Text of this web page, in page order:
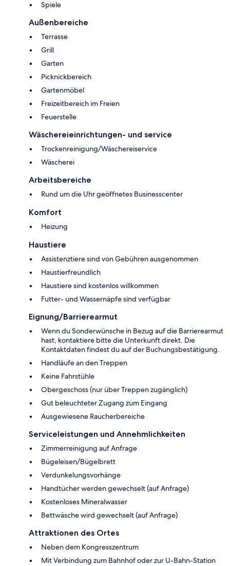
Spiele
Außenbereiche
Terrasse
Grill
Garten
Picknickbereich
Gartenmöbel
Freizeitbereich im Freien
Feuerstelle
Wäschereieinrichtungen- und service
Trockenreinigung/Wäschereiservice
Wäscherei
Arbeitsbereiche
Rund um die Uhr geöffnetes Businesscenter
Komfort
Heizung
Haustiere
Assistenztiere sind von Gebühren ausgenommen
Haustierfreundlich
Haustiere sind kostenlos willkommen
Futter- und Wassernäpfe sind verfügbar
Eignung/Barrierearmut
Wenn du Sonderwünsche in Bezug auf die Barrierearmut
hast, kontaktiere bitte die Unterkunft direkt. Die
Kontaktdaten findest du auf der Buchungsbestätigung.
Handläufe an den Treppen
Keine Fahrstühle
Obergeschoss (nur über Treppen zugänglich)
Gut beleuchteter Zugang zum Eingang
Ausgewiesene Raucherbereiche
Serviceleistungen und Annehmlichkeiten
Zimmerreinigung auf Anfrage
Bügeleisen/Bügelbrett
Verdunkelungsvorhänge
Handtücher werden gewechselt (auf Anfrage)
Kostenloses Mineralwasser
Bettwäsche wird gewechselt (auf Anfrage)
Attraktionen des Ortes
Neben dem Kongresszentrum
Mit Verbindung zum Bahnhof oder zur U-Bahn-Station